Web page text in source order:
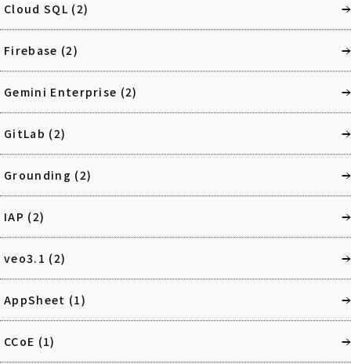
Cloud SQL (2)
Firebase (2)
Gemini Enterprise (2)
GitLab (2)
Grounding (2)
IAP (2)
veo3.1 (2)
AppSheet (1)
CCoE (1)